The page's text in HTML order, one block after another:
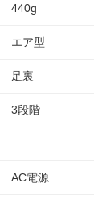
440g
エア型
足裏
3段階
AC電源